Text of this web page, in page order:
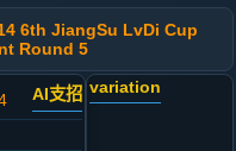
6th JiangSu LvDi Cup
Round 5
AI支招 variation